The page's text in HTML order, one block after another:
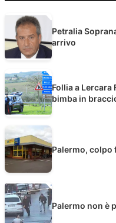
Petralia
arrivo
Follia a
bimba in
Palermo, colpo
Palermo non è